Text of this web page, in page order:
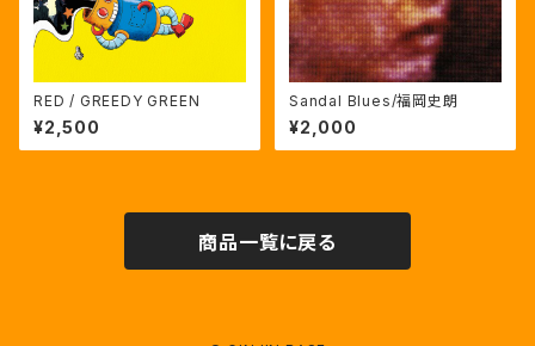
RED / GREEDY GREEN
¥2,500
Sandal Blues/福岡史朗
¥2,000
商品一覧に戻る